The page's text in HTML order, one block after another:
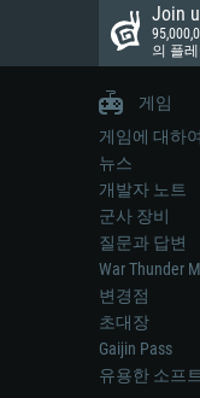
Join
의 플
게임
게임에 대하여
뉴스
개발자 노트
군사 장비
질문과 답변
War Thunder
변경점
초대장
Gaijin Pass
유용한 소프